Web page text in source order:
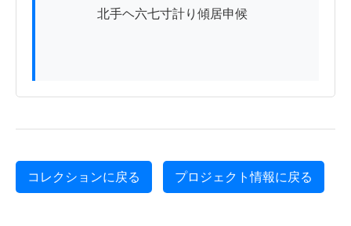
北手ヘ六七寸計り傾居申候
コレクションに戻る プロジェクト情報に戻る